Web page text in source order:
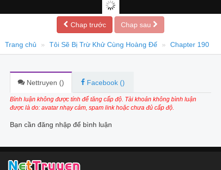
Chap trước Chap sau
Trang chủ Tôi Sẽ Bị Trừ Khử Cùng Hoàng Đế Chapter 190
Nettruyen () Facebook ()
Bình luận không được tính để tăng cấp độ. Tài khoản không bình luận
được là do: avatar nhạy cảm, spam link hoặc chưa đủ cấp độ.
Bạn cần đăng nhập để bình luận